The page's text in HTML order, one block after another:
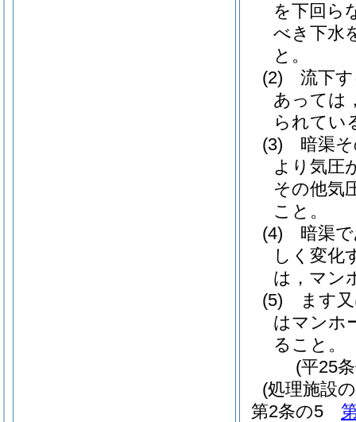
を下回ら
べき下水
と。
(2)
流下
あっては
られてい
(3)
暗渠
より気圧
その他気
こと。
(4)
暗渠
しく変化
は，マン
(5)
ます
はマンホ
ること。
(平25
(処理施設
第2条の5